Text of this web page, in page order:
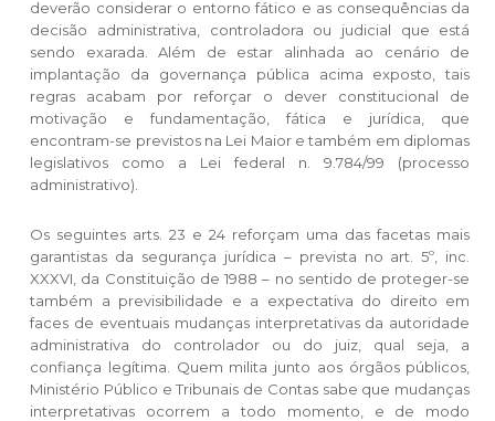
deverão considerar o entorno fático e as consequências da
decisão administrativa, controladora ou judicial que está
sendo exarada. Além de estar alinhada ao cenário de
implantação da governança pública acima exposto, tais
regras acabam por reforçar o dever constitucional de
motivação e fundamentação, fática e jurídica, que
encontram-se previstos na Lei Maior e também em diplomas
legislativos como a Lei federal n. 9.784/99 (processo
administrativo).
Os seguintes arts. 23 e 24 reforçam uma das facetas mais
garantistas da segurança jurídica – prevista no art. 5º, inc.
XXXVI, da Constituição de 1988 – no sentido de proteger-se
também a previsibilidade e a expectativa do direito em
faces de eventuais mudanças interpretativas da autoridade
administrativa do controlador ou do juiz, qual seja, a
confiança legítima. Quem milita junto aos órgãos públicos,
Ministério Público e Tribunais de Contas sabe que mudanças
interpretativas ocorrem a todo momento, e de modo